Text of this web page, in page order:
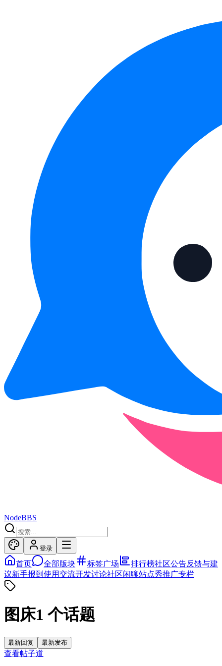
NodeBBS
登录
首页 全部版块 标签广场 排行榜社区公告反馈与建
议新手报到 使用交流开发讨论社区闲聊站点秀推广专栏
图床1 个话题
最新回复 最新发布
查看帖子道